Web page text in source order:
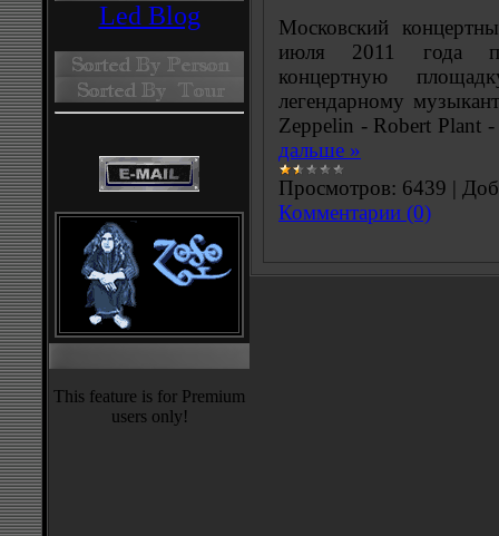
Led Blog
This feature is for Premium
users only!
Московский
июля 2011 года
концертную
легендарному
Zeppelin - Robert Plant
дальше »
Просмотров: 6439 |
Комментарии (0)